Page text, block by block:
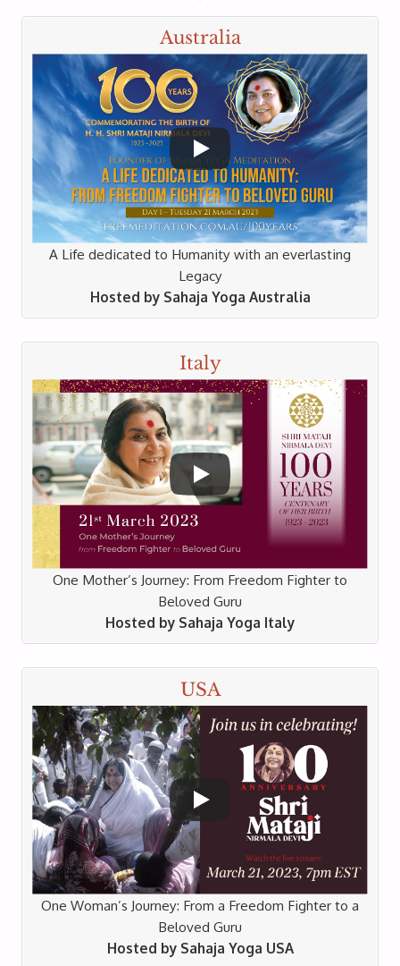
Meditazioni quotidiane e Corsi
Centri di meditazione nel mondo
Ulteriori informazioni e risorse online
Download 10cm x 15cm
Download 15cm x 20cm
Photo 6
Download 10cm x 15cm
Download 15cm x 20cm
Photo 7
Download 10cm x 15cm
Download 15cm x 20cm
Photo 8
Download 10cm x 15cm
Download 15cm x 20cm
Australia
A Life dedicated to Humanity with an everlasting
Legacy
Hosted by Sahaja Yoga Australia
Italy
One Mother’s Journey: From Freedom Fighter to
Beloved Guru
Hosted by Sahaja Yoga Italy
USA
One Woman’s Journey: From a Freedom Fighter to a
Beloved Guru
Hosted by Sahaja Yoga USA